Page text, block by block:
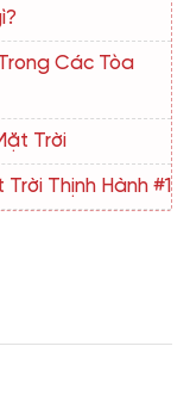
Các Tòa
Trời
Thịnh Hành #1